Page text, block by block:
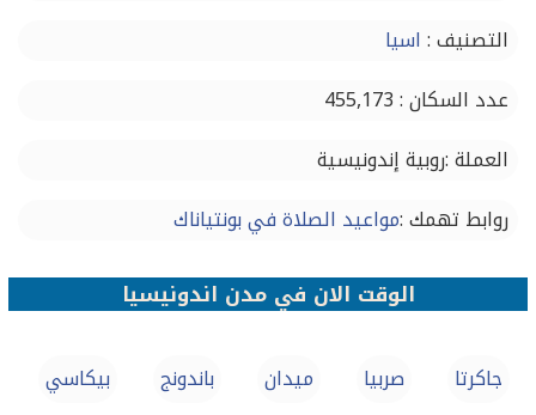
التصنيف : اسيا
عدد السكان : 455,173
العملة :روبية إندونيسية
روابط تهمك :مواعيد الصلاة في بونتياناك
الوقت الان في مدن اندونيسيا
جاكرتا صربيا ميدان باندونج بيكاسي